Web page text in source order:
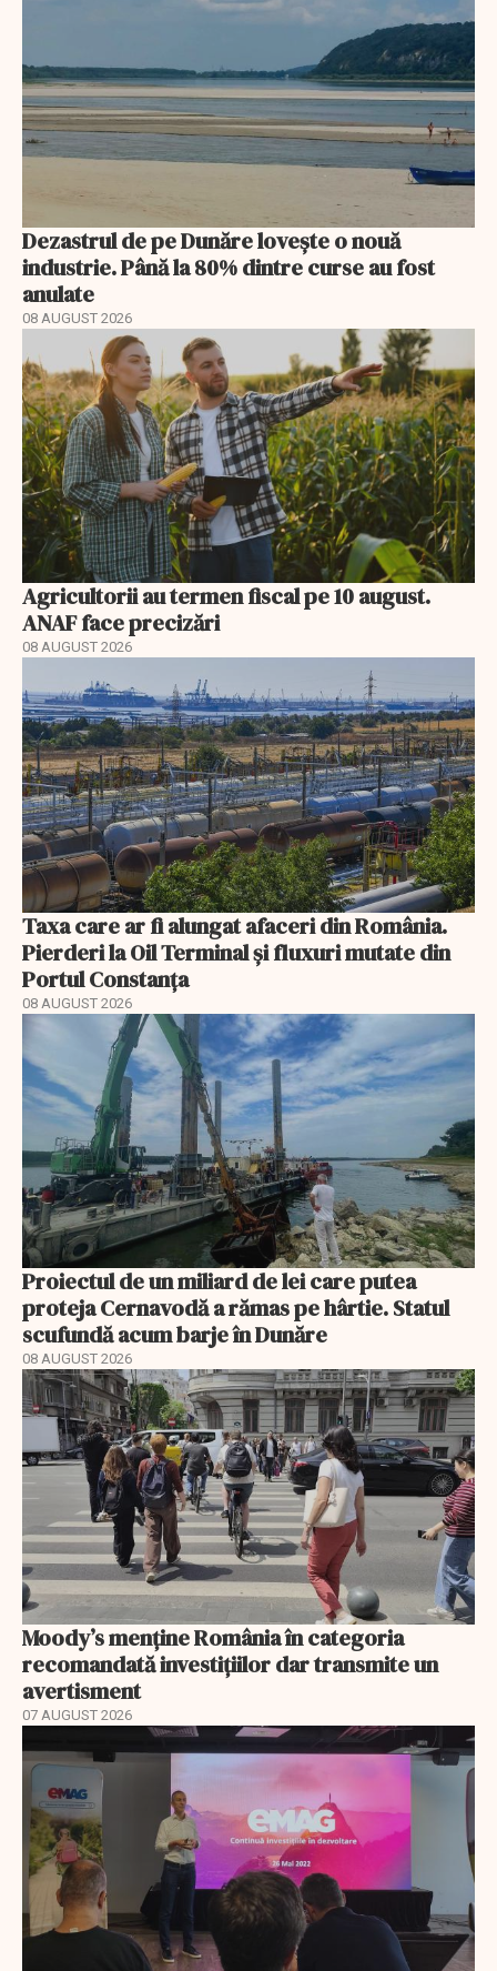
Dezastrul de pe Dunăre lovește o nouă
industrie. Până la 80% dintre curse au fost
anulate
08 AUGUST 2026
Agricultorii au termen fiscal pe 10 august.
ANAF face precizări
08 AUGUST 2026
Taxa care ar fi alungat afaceri din România.
Pierderi la Oil Terminal și fluxuri mutate din
Portul Constanța
08 AUGUST 2026
Proiectul de un miliard de lei care putea
proteja Cernavodă a rămas pe hârtie. Statul
scufundă acum barje în Dunăre
08 AUGUST 2026
Moody’s menține România în categoria
recomandată investițiilor dar transmite un
avertisment
07 AUGUST 2026